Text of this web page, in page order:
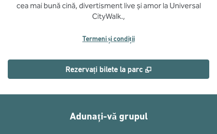
cea mai bună cină, divertisment live și amor la Universal
CityWalk.,
Termeni și condiții
Rezervați bilete la parc ,
Adunați-vă grupul